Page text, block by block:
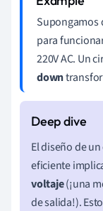
Supongamos
para
220V AC. Un
down
El diseño de
eficiente
voltaje(¡una
de salida!).